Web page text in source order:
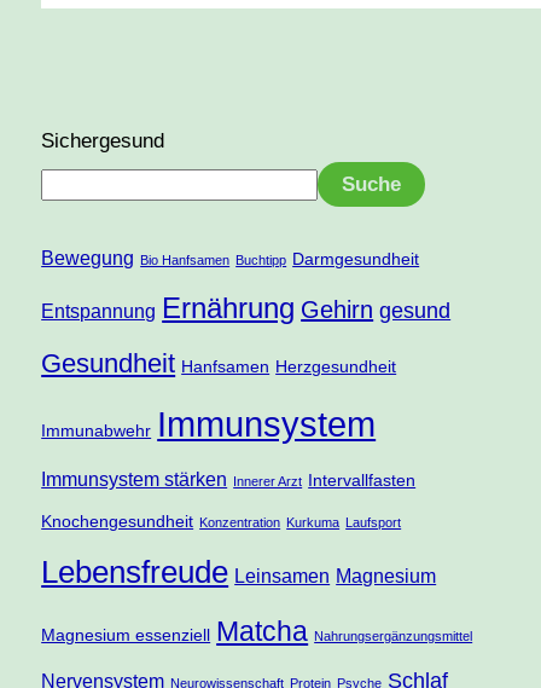
Sichergesund
Suche
Bewegung Bio Hanfsamen Buchtipp Darmgesundheit
Entspannung Ernährung Gehirn gesund
Gesundheit Hanfsamen Herzgesundheit
Immunabwehr Immunsystem
Immunsystem stärken Innerer Arzt Intervallfasten
Knochengesundheit Konzentration Kurkuma Laufsport
Lebensfreude Leinsamen Magnesium
Magnesium essenziell Matcha Nahrungsergänzungsmittel
Nervensystem Neurowissenschaft Protein Psyche Schlaf